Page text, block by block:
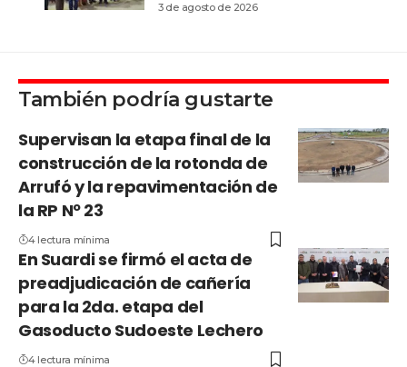
3 de agosto de 2026
También podría gustarte
Supervisan la etapa final de la
construcción de la rotonda de
Arrufó y la repavimentación de
la RP Nº 23
4 lectura mínima
En Suardi se firmó el acta de
preadjudicación de cañería
para la 2da. etapa del
Gasoducto Sudoeste Lechero
4 lectura mínima